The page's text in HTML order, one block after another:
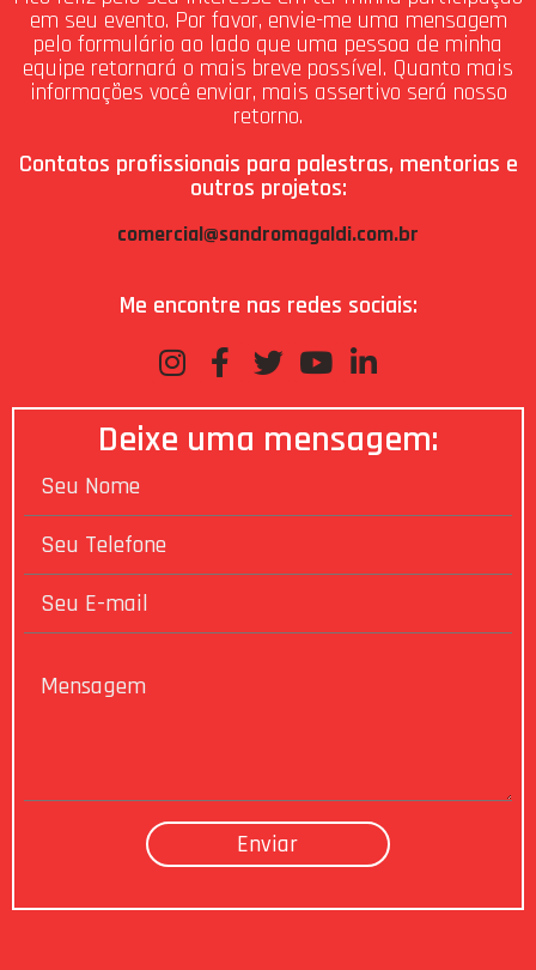
em seu evento. Por favor, envie-me uma mensagem
pelo formulário ao lado que uma pessoa de minha
equipe retornará o mais breve possível. Quanto mais
informações você enviar, mais assertivo será nosso
retorno.
Contatos profissionais para palestras, mentorias e
outros projetos:
comercial@sandromagaldi.com.br
Me encontre nas redes sociais:
Deixe uma mensagem: